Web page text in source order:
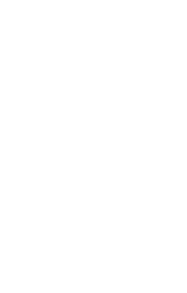
Este sábado
Alcazabilla,
Carbón,
González,
Arriola
Félix Sáenz,
Strachan,
Alcazabilla, en